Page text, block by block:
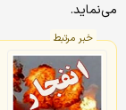
می‌نماید.
خبر مرتبط